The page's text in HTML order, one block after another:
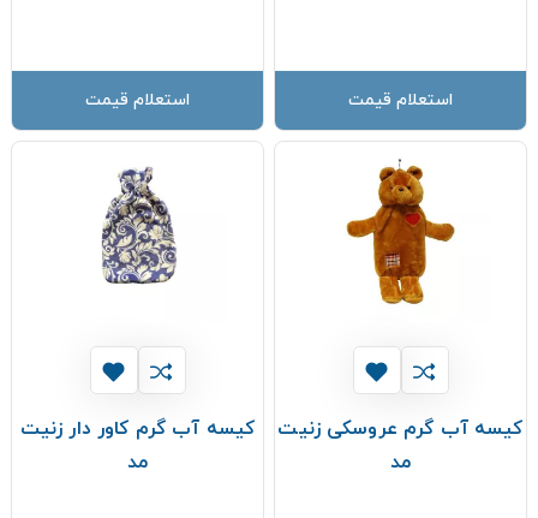
استعلام قیمت استعلام قیمت
کیسه آب گرم عروسکی زنیت
مد
کیسه آب گرم کاور دار زنیت
مد